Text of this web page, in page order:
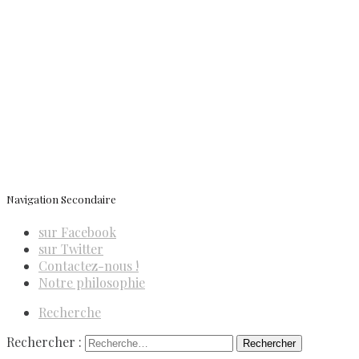
Navigation Secondaire
sur Facebook
sur Twitter
Contactez-nous !
Notre philosophie
Recherche
Rechercher :